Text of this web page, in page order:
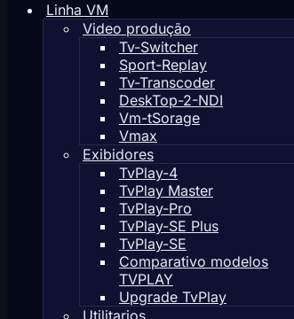
navegaçãoLinha VM
Video produção
Tv-Switcher
Sport-Replay
Tv-Transcoder
DeskTop-2-NDI
Vm-tSorage
Vmax
Exibidores
TvPlay-4
TvPlay Master
TvPlay-Pro
TvPlay-SE Plus
TvPlay-SE
Comparativo modelos
TVPLAY
Upgrade TvPlay
Utilitarios